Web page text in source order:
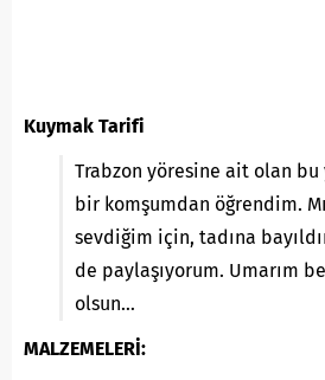
Kuymak Tarifi
Trabzon yöresine ait olan bu
bir komşumdan öğrendim.
sevdiğim için, tadına
de paylaşıyorum. Umarım
olsun…
MALZEMELERİ: